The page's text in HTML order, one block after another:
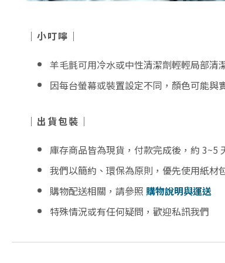
｜小叮嚀｜
羊毛氈可用冷水或中性清潔劑輕輕局部清
因每台螢幕或裝置設定不同，顏色可能與
｜出貨包裝｜
庫存商品皆為現貨，付款完成後，約 3~5
我們以簡約、環保為原則，優先使用紙材
購物配送相關，請參照 購物說明與運送
特殊情況或有任何疑問，歡迎私訊我們